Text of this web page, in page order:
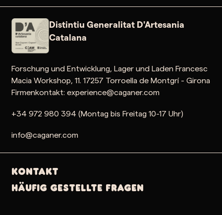
Distintiu Generalitat D'Artesania
Catalana
Forschung und Entwicklung, Lager und Laden Francesc
Macia Workshop, 11. 17257 Torroella de Montgrí - Girona
Firmenkontakt: experience@caganer.com
+34 972 980 394 (Montag bis Freitag 10-17 Uhr)
info@caganer.com
Kontakt
Häufig gestellte Fragen